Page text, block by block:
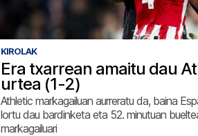
KIROLAK
Era txarrean amaitu dau
urtea (1-2)
Athletic markagailuan aurreratu da, baina
lortu dau bardinketa eta 52. minutuan
markagailuari